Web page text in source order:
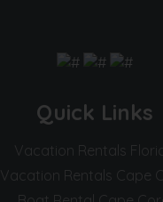
Quick Links
Vacation Rentals
Vacation Rentals Cape